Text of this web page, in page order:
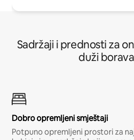
Sadržaji i prednosti za
duži
Dobro opremljeni smještaji
Potpuno opremljeni prostori za